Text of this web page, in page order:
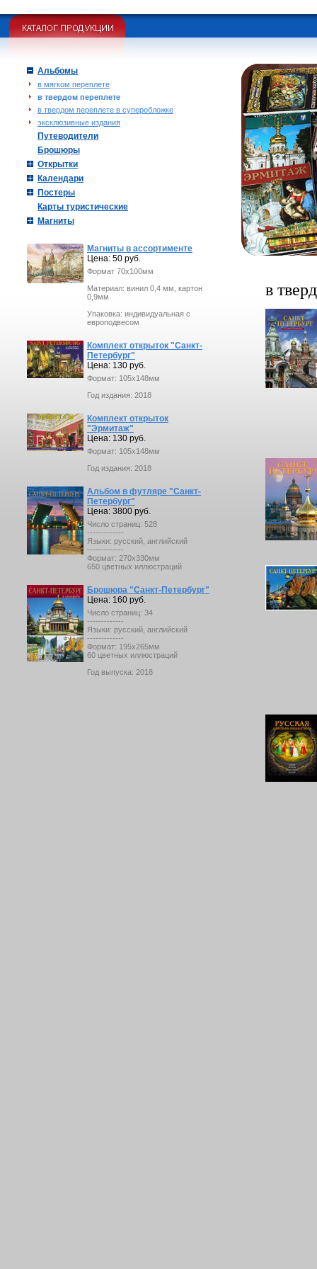
Альбомы
в мягком переплете
в твердом переплете
в твердом переплете в суперобложке
эксклюзивные издания
Путеводители
Брошюры
Открытки
Календари
Постеры
Карты туристические
Магниты
Магниты в ассортименте
Цена: 50 руб.
Формат 70х100мм
Материал: винил 0,4 мм, картон
0,9мм
Упаковка: индивидуальная с
европодвесом
Комплект открыток "Санкт-
Петербург"
Цена: 130 руб.
Формат: 105x148мм
Год издания: 2018
Комплект открыток
"Эрмитаж"
Цена: 130 руб.
Формат: 105x148мм
Год издания: 2018
Альбом в футляре "Санкт-
Петербург"
Цена: 3800 руб.
Число страниц: 528
-------------
Языки: русский, английский
-------------
Формат: 270х330мм
650 цветных иллюстраций
Брошюра "Санкт-Петербург"
Цена: 160 руб.
Число страниц: 34
-------------
Языки: русский, английский
-------------
Формат: 195х265мм
60 цветных иллюстраций
Год выпуска: 2018
в